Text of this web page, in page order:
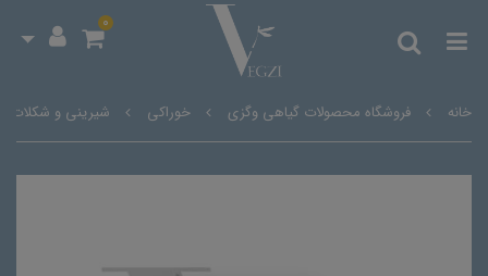
0
خانه فروشگاه محصولات گیاهی وگزی خوراکی شیرینی و شکلات